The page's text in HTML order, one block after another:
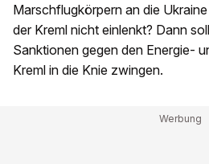
Marschflugkörpern an die
der Kreml nicht einlenkt? Dann
Sanktionen gegen den Energie-
Kreml in die Knie zwingen.